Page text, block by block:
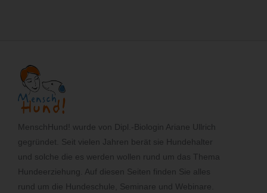
MenschHund! wurde von Dipl.-Biologin Ariane Ullrich
gegründet. Seit vielen Jahren berät sie Hundehalter
und solche die es werden wollen rund um das Thema
Hundeerziehung. Auf diesen Seiten finden Sie alles
rund um die Hundeschule, Seminare und Webinare.